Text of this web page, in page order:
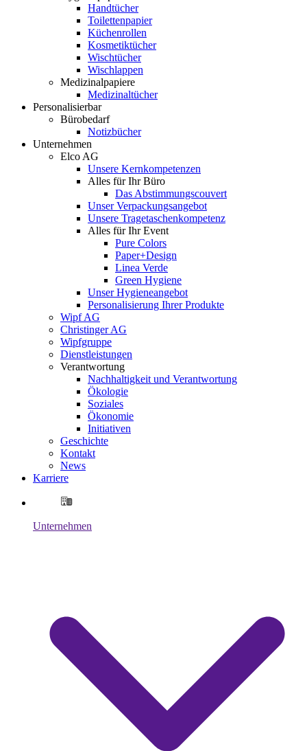
Handtücher
Toilettenpapier
Küchenrollen
Kosmetiktücher
Wischtücher
Wischlappen
Medizinalpapiere
Medizinaltücher
Personalisierbar
Bürobedarf
Notizbücher
Unternehmen
Elco AG
Unsere Kernkompetenzen
Alles für Ihr Büro
Das Abstimmungscouvert
Unser Verpackungsangebot
Unsere Tragetaschenkompetenz
Alles für Ihr Event
Pure Colors
Paper+Design
Linea Verde
Green Hygiene
Unser Hygieneangebot
Personalisierung Ihrer Produkte
Wipf AG
Christinger AG
Wipfgruppe
Dienstleistungen
Verantwortung
Nachhaltigkeit und Verantwortung
Ökologie
Soziales
Ökonomie
Initiativen
Geschichte
Kontakt
News
Karriere
Unternehmen